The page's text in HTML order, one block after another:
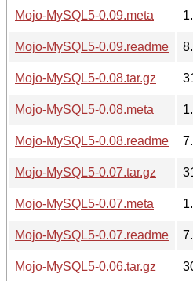
Mojo-MySQL5-0.09.meta
Mojo-MySQL5-0.09.readme
Mojo-MySQL5-0.08.tar.gz
Mojo-MySQL5-0.08.meta
Mojo-MySQL5-0.08.readme
Mojo-MySQL5-0.07.tar.gz
Mojo-MySQL5-0.07.meta
Mojo-MySQL5-0.07.readme
Mojo-MySQL5-0.06.tar.gz